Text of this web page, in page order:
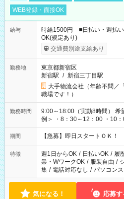
WEB登録・面接OK
給与
時給1500円 ■日払い・週払
OK(規定あり)
交通費別途支給あり
勤務地
東京都新宿区
新宿駅 / 新宿三丁目駅
大手物流会社（年齢不問／
職場です！）
勤務時間
9:00～18:00（実動8時間） 希望の時間帯を選べます！ ＜シフト
例＞ ・8：30～12：00 ・10
・13：00～22：00 ・22：00
期間 【急募】即日スタートＯＫ！
特徴 週1日からOK / 日払いOK / 履
業・WワークOK / 服装自由 /
集 / 電話対応なし / パソコン
気になる！ 応募す